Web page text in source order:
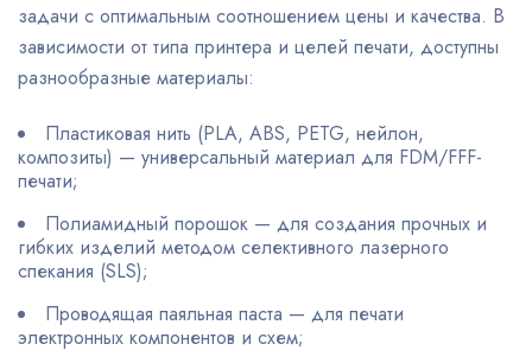
задачи с оптимальным соотношением цены и качества. В
зависимости от типа принтера и целей печати, доступны
разнообразные материалы:
Пластиковая нить (PLA, ABS, PETG, нейлон,
композиты) — универсальный материал для FDM/FFF-
печати;
Полиамидный порошок — для создания прочных и
гибких изделий методом селективного лазерного
спекания (SLS);
Проводящая паяльная паста — для печати
электронных компонентов и схем;